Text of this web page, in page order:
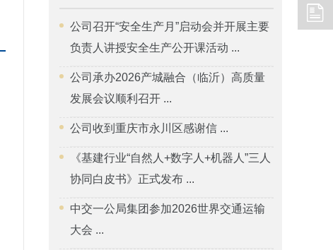
公司召开“安全生产月”启动会并开展主要
负责人讲授安全生产公开课活动 ...
公司承办2026产城融合（临沂）高质量
发展会议顺利召开 ...
公司收到重庆市永川区感谢信 ...
《基建行业“自然人+数字人+机器人”三人
协同白皮书》正式发布 ...
中交一公局集团参加2026世界交通运输
大会 ...